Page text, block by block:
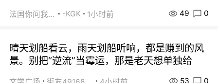
法国你问我答 -KGK 1小时前 49 0
晴天划船看云，雨天划船听响，都是赚到的风
景。别把“逆流”当霉运，那是老天想单独给
53 0